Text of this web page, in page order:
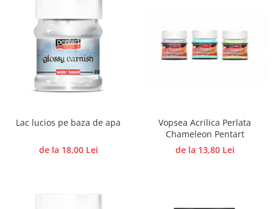
Ustensile
Polistiren
Accesorii floristica
Plante uscate
Articole din bumbac
Lac lucios pe baza de apa
de la 18,00 Lei
Vopsea Acrilica Perlata
Chameleon Pentart
de la 13,80 Lei